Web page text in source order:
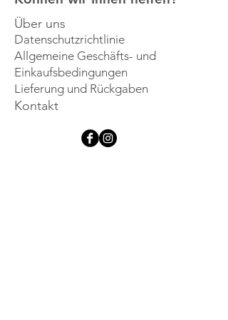
Über uns
Datenschutzrichtlinie
Allgemeine Geschäfts- und
Einkaufsbedingungen
Lieferung und Rückgaben
Kontakt